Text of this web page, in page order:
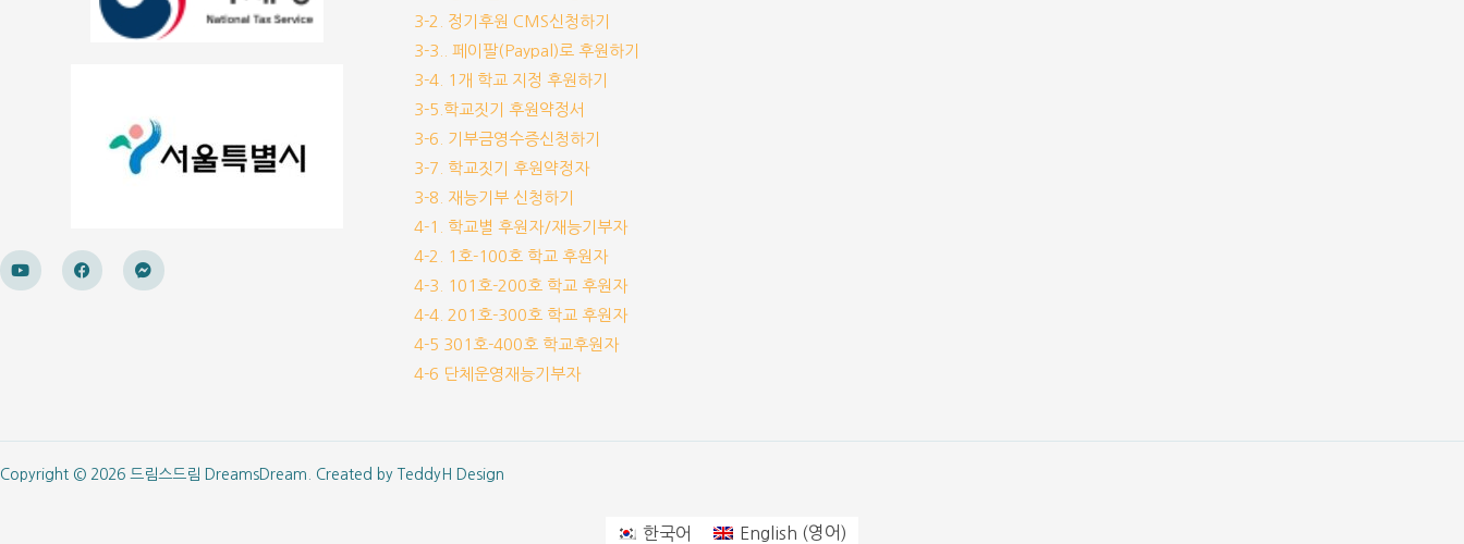
3-2. 정기후원 CMS신청하기
3-3.. 페이팔(Paypal)로 후원하기
3-4. 1개 학교 지정 후원하기
3-5.학교짓기 후원약정서
3-6. 기부금영수증신청하기
3-7. 학교짓기 후원약정자
3-8. 재능기부 신청하기
4-1. 학교별 후원자/재능기부자
4-2. 1호-100호 학교 후원자
4-3. 101호-200호 학교 후원자
4-4. 201호-300호 학교 후원자
4-5 301호-400호 학교후원자
4-6 단체운영재능기부자
Copyright © 2026 드림스드림 DreamsDream. Created by TeddyH Design
한국어 English (영어)